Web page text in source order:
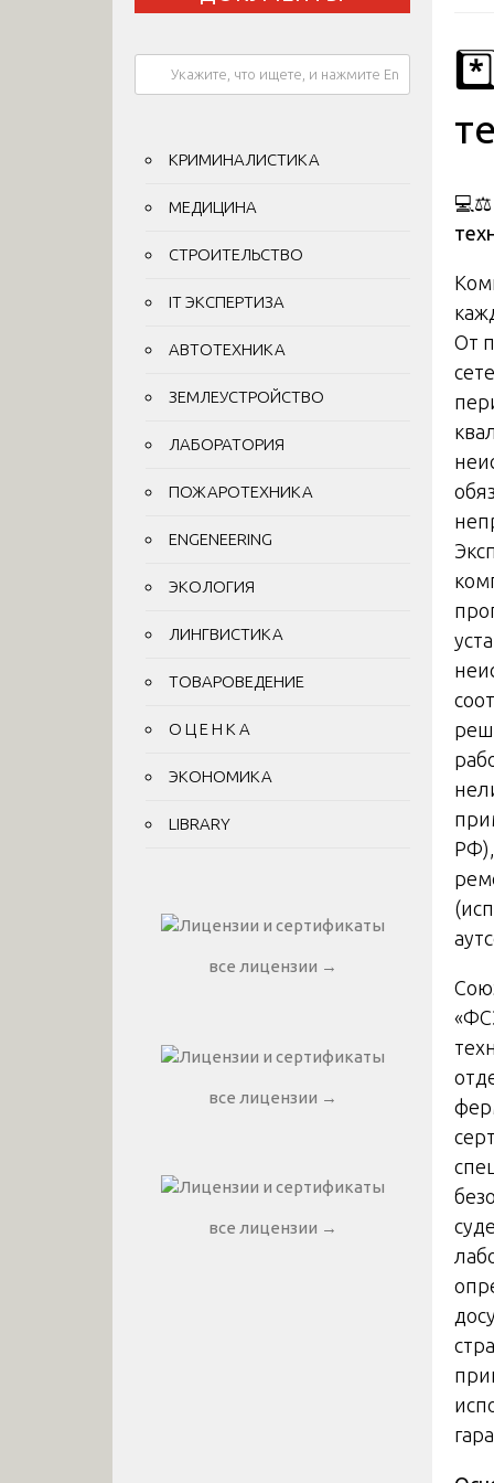
От
РФ),
КРИМИНАЛИСТИКА
МЕДИЦИНА
СТРОИТЕЛЬСТВО
IT ЭКСПЕРТИЗА
АВТОТЕХНИКА
ЗЕМЛЕУСТРОЙСТВО
ЛАБОРАТОРИЯ
ПОЖАРОТЕХНИКА
ENGENEERING
ЭКОЛОГИЯ
ЛИНГВИСТИКА
ТОВАРОВЕДЕНИЕ
О Ц Е Н К А
ЭКОНОМИКА
LIBRARY
все лицензии →
все лицензии →
все лицензии →